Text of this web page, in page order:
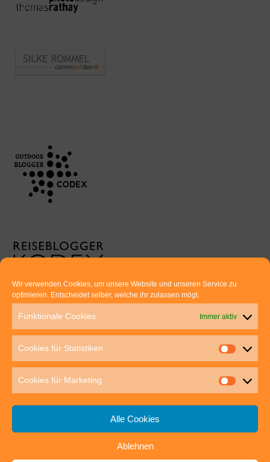
Wir verwenden Cookies, um unsere Website und unseren Service zu
optimieren. Entscheidet selber, welche ihr zulassen mögt.
Funktionale Cookies Immer aktiv
Cookies für Statistiken
Cookies für Marketing
Alle Cookies
Ablehnen
Euer direkter Draht zu uns:
Thomas Rathay und Silke Rommel
70563 Stuttgart
post@outdoor-hochgenuss.de